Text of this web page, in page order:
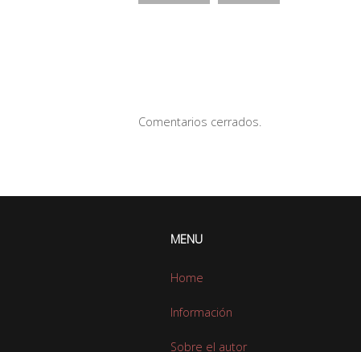
de
Comentarios cerrados.
MENU
Home
Información
Sobre el autor